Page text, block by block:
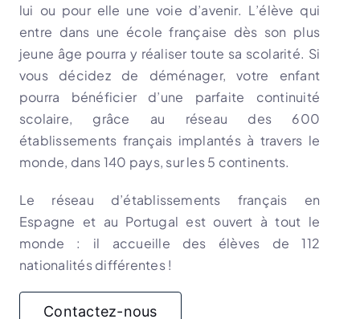
lui ou pour elle une voie d’avenir. L’élève qui
entre dans une école française dès son plus
jeune âge pourra y réaliser toute sa scolarité. Si
vous décidez de déménager, votre enfant
pourra bénéficier d’une parfaite continuité
scolaire, grâce au réseau des 600
établissements français implantés à travers le
monde, dans 140 pays, sur les 5 continents.
Le réseau d’établissements français en
Espagne et au Portugal est ouvert à tout le
monde : il accueille des élèves de 112
nationalités différentes !
Contactez-nous